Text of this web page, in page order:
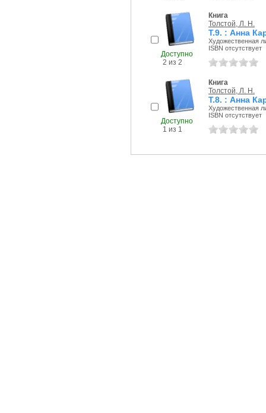
Доступно
2 из 2
Книга
Толстой, Л. Н.
Т.9. : Анна
Художественная
ISBN отсутствует
Доступно
1 из 1
Книга
Толстой, Л. Н.
Т.8. : Анна
Художественная
ISBN отсутствует